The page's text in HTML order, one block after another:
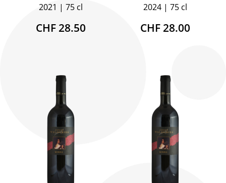
2021
75 cl
CHF 28.50
2024
75 cl
CHF 28.00